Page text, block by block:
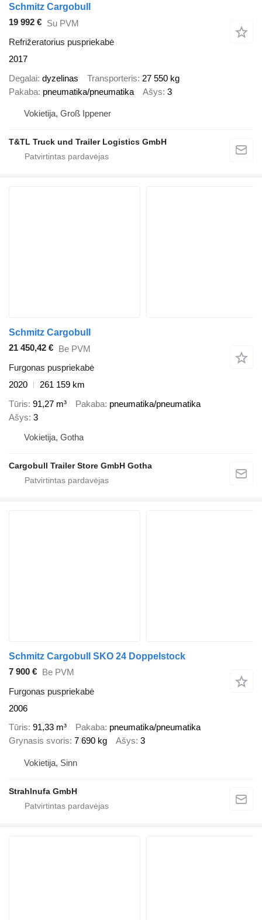
Schmitz Cargobull
19 992 € Su PVM
Refrižeratorius puspriekabė
2017
Degalai dyzelinas Transporteris 27 550 kg
Pakaba pneumatika/pneumatika Ašys 3
Vokietija, Groß Ippener
T&TL Truck und Trailer Logistics GmbH
Schmitz Cargobull
21 450,42 € Be PVM
Furgonas puspriekabė
2020
261 159 km
Tūris 91,27 m³ Pakaba pneumatika/pneumatika
Ašys 3
Vokietija, Gotha
Cargobull Trailer Store GmbH Gotha
Schmitz Cargobull SKO 24 Doppelstock
7 900 € Be PVM
Furgonas puspriekabė
2006
Tūris 91,33 m³ Pakaba pneumatika/pneumatika
Grynasis svoris 7 690 kg Ašys 3
Vokietija, Sinn
Strahlnufa GmbH